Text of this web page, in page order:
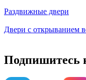
Раздвижные двери
Двери с открыванием
Подпишитесь